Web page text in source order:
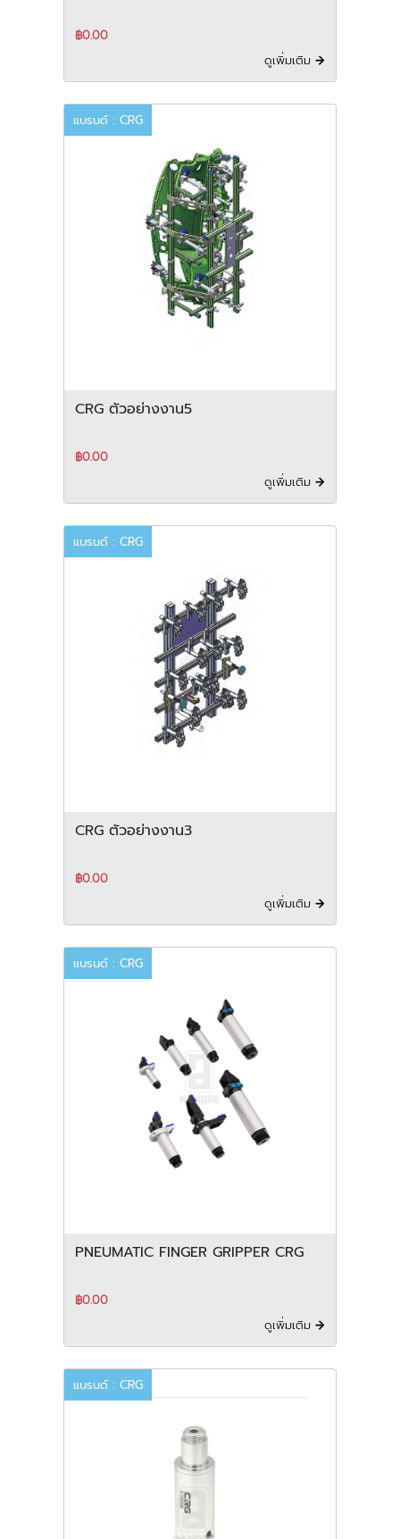
฿0.00
ดูเพิ่มเติม
แบรนด์ : CRG
CRG ตัวอย่างงาน5
฿0.00
ดูเพิ่มเติม
แบรนด์ : CRG
CRG ตัวอย่างงาน3
฿0.00
ดูเพิ่มเติม
แบรนด์ : CRG
PNEUMATIC FINGER GRIPPER CRG
฿0.00
ดูเพิ่มเติม
แบรนด์ : CRG